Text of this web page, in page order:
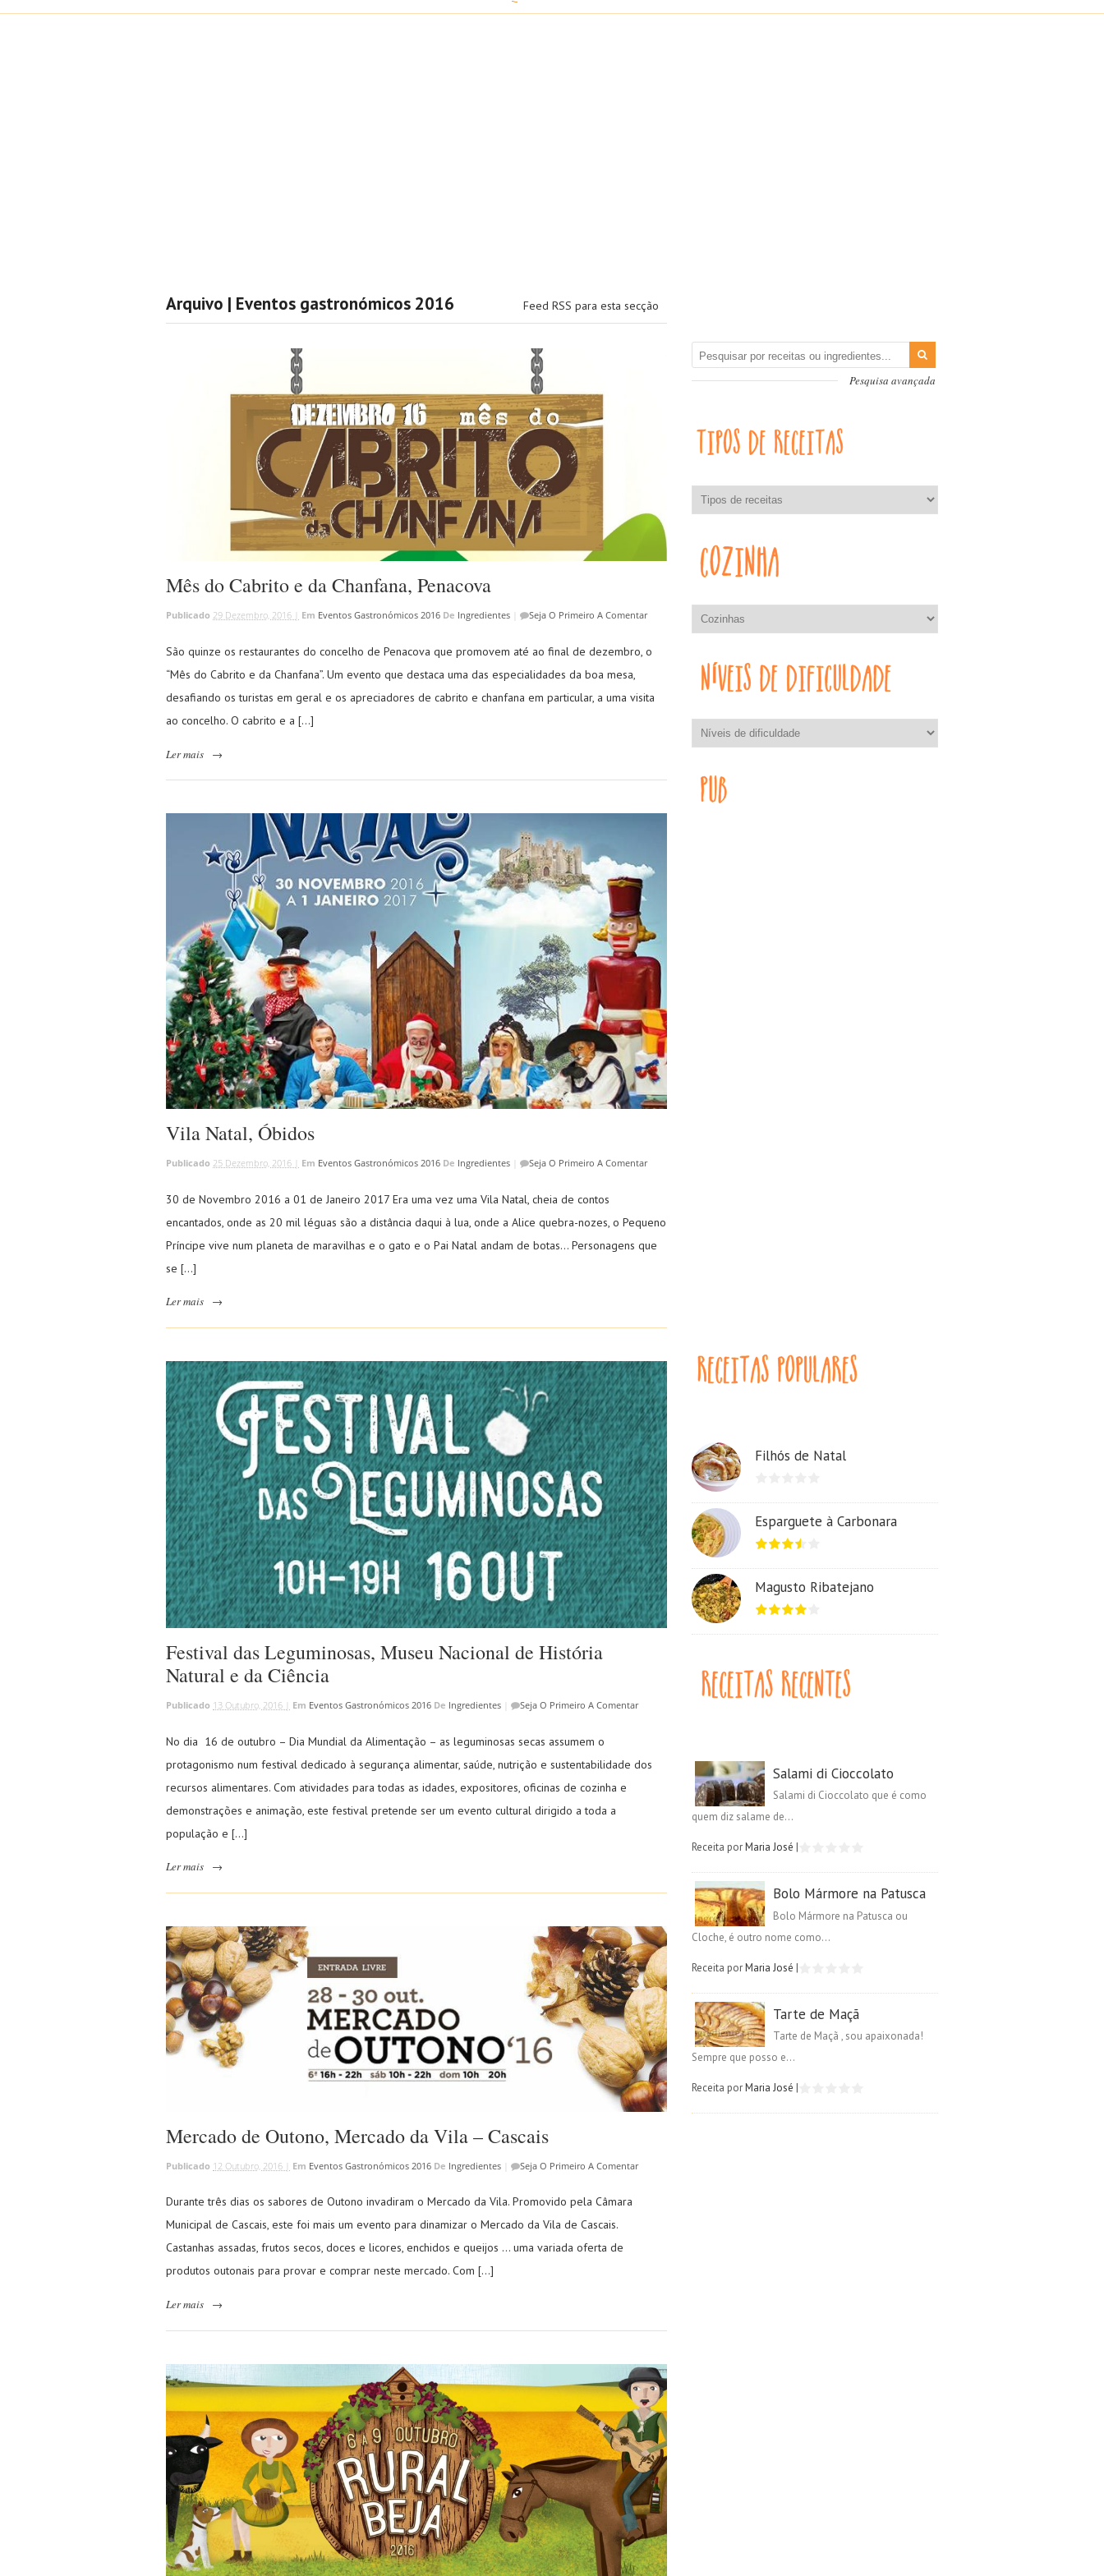
Arquivo | Eventos gastronómicos 2016 Feed RSS para esta secção
Mês do Cabrito e da Chanfana, Penacova
Publicado 29 Dezembro, 2016 | Em Eventos Gastronómicos 2016 De Ingredientes Seja O Primeiro A Comentar
São quinze os restaurantes do concelho de Penacova que promovem até ao final de dezembro, o
“Mês do Cabrito e da Chanfana”. Um evento que destaca uma das especialidades da boa mesa,
desafiando os turistas em geral e os apreciadores de cabrito e chanfana em particular, a uma visita
ao concelho. O cabrito e a […]
Ler mais →
Vila Natal, Óbidos
Publicado 25 Dezembro, 2016 | Em Eventos Gastronómicos 2016 De Ingredientes Seja O Primeiro A Comentar
30 de Novembro 2016 a 01 de Janeiro 2017 Era uma vez uma Vila Natal, cheia de contos
encantados, onde as 20 mil léguas são a distância daqui à lua, onde a Alice quebra-nozes, o Pequeno
Príncipe vive num planeta de maravilhas e o gato e o Pai Natal andam de botas… Personagens que
se […]
Ler mais →
Festival das Leguminosas, Museu Nacional de História
Natural e da Ciência
Publicado 13 Outubro, 2016 | Em Eventos Gastronómicos 2016 De Ingredientes Seja O Primeiro A Comentar
No dia 16 de outubro – Dia Mundial da Alimentação – as leguminosas secas assumem o
protagonismo num festival dedicado à segurança alimentar, saúde, nutrição e sustentabilidade dos
recursos alimentares. Com atividades para todas as idades, expositores, oficinas de cozinha e
demonstrações e animação, este festival pretende ser um evento cultural dirigido a toda a
população e […]
Ler mais →
Mercado de Outono, Mercado da Vila – Cascais
Publicado 12 Outubro, 2016 | Em Eventos Gastronómicos 2016 De Ingredientes Seja O Primeiro A Comentar
Durante três dias os sabores de Outono invadiram o Mercado da Vila. Promovido pela Câmara
Municipal de Cascais, este foi mais um evento para dinamizar o Mercado da Vila de Cascais.
Castanhas assadas, frutos secos, doces e licores, enchidos e queijos … uma variada oferta de
produtos outonais para provar e comprar neste mercado. Com […]
Ler mais →
Pesquisa avançada
Filhós de Natal
Esparguete à Carbonara
Magusto Ribatejano
Salami di Cioccolato
Salami di Cioccolato que é como
quem diz salame de...
Receita porMaria José |
Bolo Mármore na Patusca
Bolo Mármore na Patusca ou
Cloche, é outro nome como...
Receita porMaria José |
Tarte de Maçã
Tarte de Maçã , sou apaixonada!
Sempre que posso e...
Receita porMaria José |